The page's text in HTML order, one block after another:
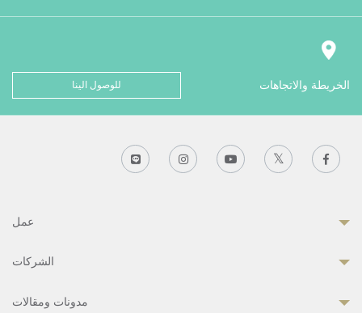
الخريطة والاتجاهات للوصول الينا
عمل
الشركات
مدونات ومقالات